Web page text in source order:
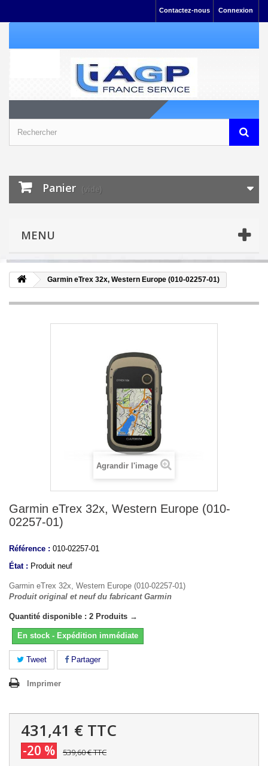
Connexion
Contactez-nous
Panier (vide)
MENU
Garmin eTrex 32x, Western Europe (010-02257-01)
Agrandir l'image
Garmin eTrex 32x, Western Europe (010-
02257-01)
Référence : 010-02257-01
État : Produit neuf
Garmin eTrex 32x, Western Europe (010-02257-01)
Produit original et neuf du fabricant Garmin
Quantité disponible : 2 Produits →
En stock - Expédition immédiate
Tweet Partager
Imprimer
431,41 € TTC
-20 % 539,60 €TTC